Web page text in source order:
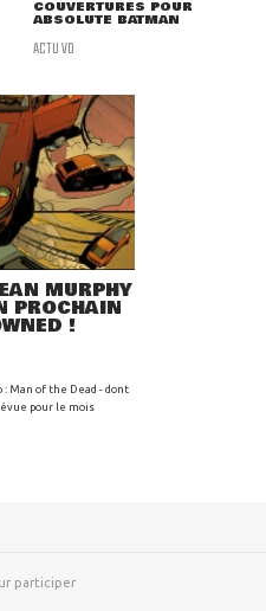
COUVERTURES POUR
ABSOLUTE BATMAN
ACTU VO
MURPHY
PROCHAIN
!
Man of the Dead - dont
pour le mois
participer